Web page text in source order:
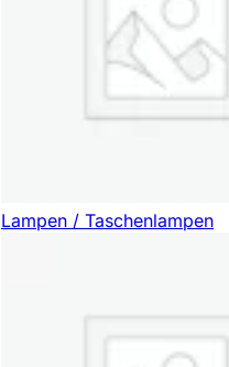
Lampen / Taschenlampen